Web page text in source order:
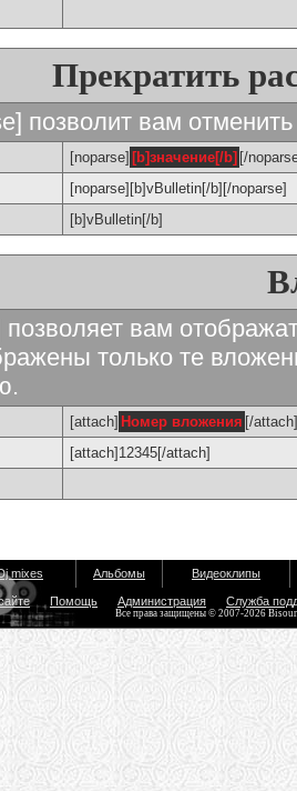
Прекратить
позволит вам
[noparse] [b]значение[/b] [/
[noparse][b]vBulletin[/b][/noparse]
[b]vBulletin[/b]
позволяет вам
только те
[attach] Номер вложения [/attach]
[attach]12345[/attach]
mixes Альбомы Видеоклипы
Помощь Администрация Служба
Все права защищены © 2007-2026